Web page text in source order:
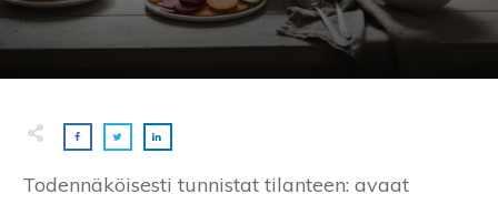
Todennäköisesti tunnistat tilanteen: avaat